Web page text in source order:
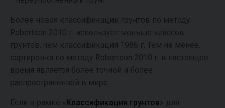
Более новая классификации грунтов по методу
Robertson 2010 г. использует меньше классов
грунтов, чем классификация 1986 г. Тем не менее,
сортировка по методу Robertson 2010 г. в настоящее
время является более точной и более
распространённой в мире.
Если в рамке « Классификация грунтов» для